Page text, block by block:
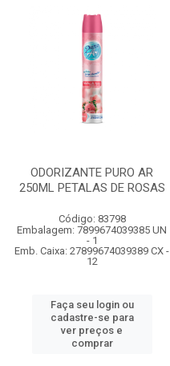
ODORIZANTE PURO AR
250ML PETALAS DE ROSAS
Código: 83798
Embalagem: 7899674039385 UN
- 1
Emb. Caixa: 27899674039389 CX -
12
Faça seu login ou
cadastre-se para
ver preços e
comprar